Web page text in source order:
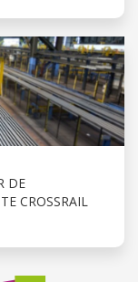
DE
CROSSRAIL